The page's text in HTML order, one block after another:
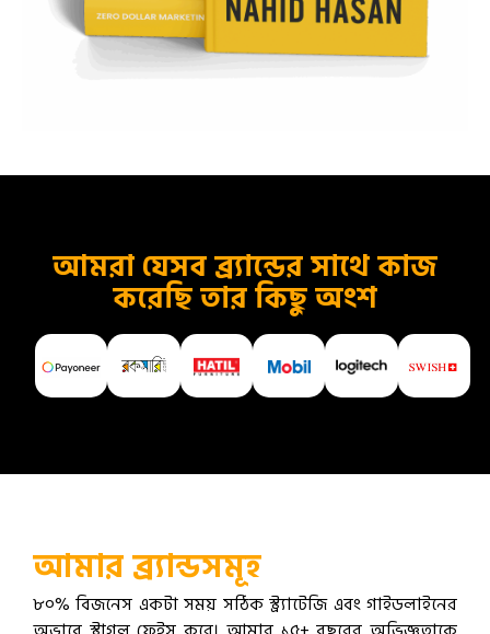
আমরা যেসব ব্র্যান্ডের সাথে কাজ
করেছি তার কিছু অংশ
আমার ব্র্যান্ডসমূহ
৮০% বিজনেস একটা সময় সঠিক স্ট্র্যাটেজি এবং গাইডলাইনের